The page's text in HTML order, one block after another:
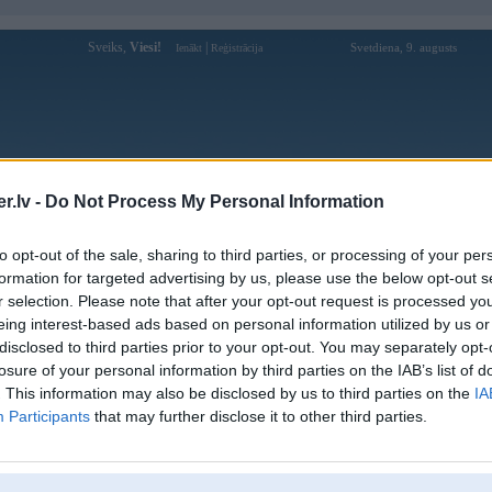
- Do Not Process My Personal Information
opt-out of the sale, sharing to third parties, or processing of your
for targeted advertising by us, please use the below opt-out
selection. Please note that after your opt-out request is processed
interest-based ads based on personal information utilized by us
to third parties prior to your opt-out. You may separately
of your personal information by third parties on the IAB’s list of
This information may also be disclosed by us to third parties on the
Participants that may further disclose it to other third parties.
Sveiks, Viesi! Ienākt Reģistrācija Svetdiena, 9. augusts
Forums Galerijas Reģistrācija Lietotāji
Lietotāja rr88love profils
Lietotājvārds:
rr88love
Ziņojumi forumā:
0
Pēdējie ziņojumi forumā